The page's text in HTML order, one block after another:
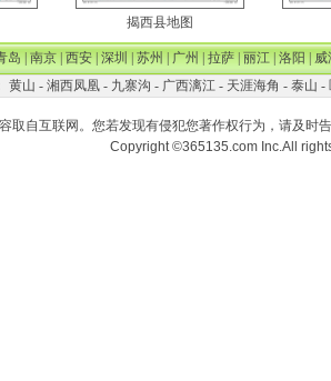
揭西县地图
岛|南京|西安|深圳|苏州|广州|拉萨|丽江|洛阳|威
黄山 - 湘西凤凰- 九寨沟 - 广西漓江- 天涯海角 - 泰山 -
取自互联网。您若发现有侵犯您著作权行为，请及时
Copyright ©365135.com Inc.All